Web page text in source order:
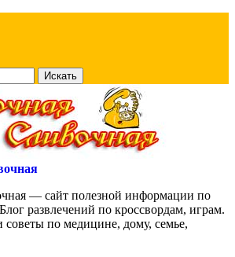
— сайт полезной информации по
развлечений по кроссвордам, играм.
советы по медицине, дому, семье,